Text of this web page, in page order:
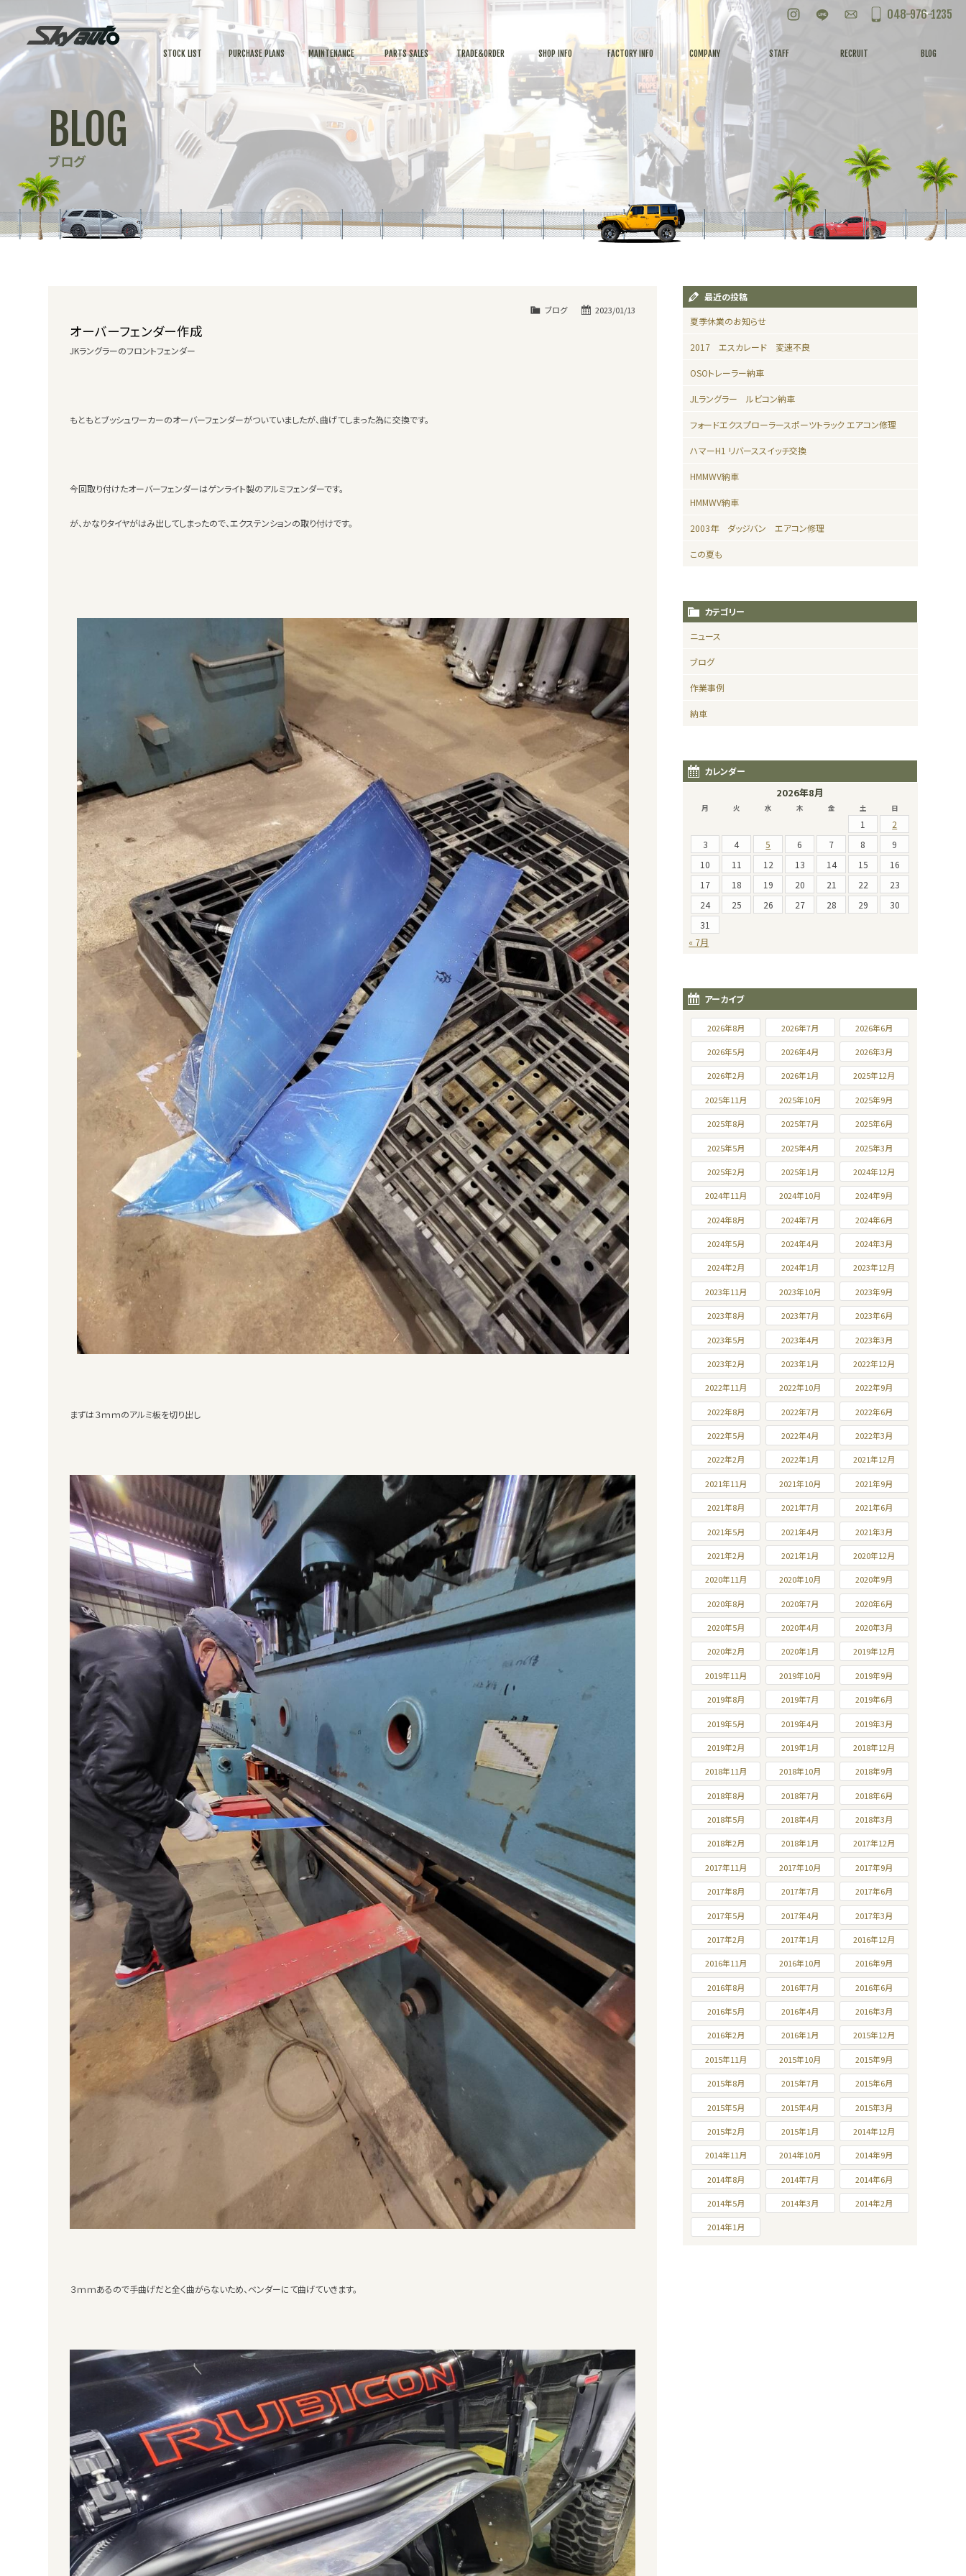
お問い合わせ
048-976-1235
STOCK LIST PURCHASE PLANS MAINTENANCE PARTS SALES TRADE&ORDER SHOP INFO FACTORY INFO COMPANY STAFF RECRUIT BLOG
BLOG
ブログ
2023/01/13
ブログ
オーバーフェンダー作成
JKラングラーのフロントフェンダー
もともとブッシュワーカーのオーバーフェンダーがついていましたが、曲げてしまった為に交換です。
今回取り付けたオーバーフェンダーはゲンライト製のアルミフェンダーです。
が、かなりタイヤがはみ出してしまったので、エクステンションの取り付けです。
まずは３ｍｍのアルミ板を切り出し
３ｍｍあるので手曲げだと全く曲がらないため、ベンダーにて曲げていきます。
最近の投稿
夏季休業のお知らせ
2017 エスカレード 変速不良
OSOトレーラー納車
JLラングラー ルビコン納車
フォードエクスプローラースポーツトラック エアコン修理
ハマーH1 リバーススイッチ交換
HMMWV納車
HMMWV納車
2003年 ダッジバン エアコン修理
この夏も
カテゴリー
ニュース
ブログ
作業事例
納車
カレンダー
2026年8月
月 火 水 木 金 土 日
1
2
3
4 5 6 7 8
9
10
11 12 13 14 15
16
17
18 19 20 21 22
23
24
25 26 27 28 29
30
31
« 7月
アーカイブ
2026年8月 2026年7月 2026年6月
2026年5月 2026年4月 2026年3月
2026年2月 2026年1月 2025年12月
2025年11月 2025年10月 2025年9月
2025年8月 2025年7月 2025年6月
2025年5月 2025年4月 2025年3月
2025年2月 2025年1月 2024年12月
2024年11月 2024年10月 2024年9月
2024年8月 2024年7月 2024年6月
2024年5月 2024年4月 2024年3月
2024年2月 2024年1月 2023年12月
2023年11月 2023年10月 2023年9月
2023年8月 2023年7月 2023年6月
2023年5月 2023年4月 2023年3月
2023年2月 2023年1月 2022年12月
2022年11月 2022年10月 2022年9月
2022年8月 2022年7月 2022年6月
2022年5月 2022年4月 2022年3月
2022年2月 2022年1月 2021年12月
2021年11月 2021年10月 2021年9月
2021年8月 2021年7月 2021年6月
2021年5月 2021年4月 2021年3月
2021年2月 2021年1月 2020年12月
2020年11月 2020年10月 2020年9月
2020年8月 2020年7月 2020年6月
2020年5月 2020年4月 2020年3月
2020年2月 2020年1月 2019年12月
2019年11月 2019年10月 2019年9月
2019年8月 2019年7月 2019年6月
2019年5月 2019年4月 2019年3月
2019年2月 2019年1月 2018年12月
2018年11月 2018年10月 2018年9月
2018年8月 2018年7月 2018年6月
2018年5月 2018年4月 2018年3月
2018年2月 2018年1月 2017年12月
2017年11月 2017年10月 2017年9月
2017年8月 2017年7月 2017年6月
2017年5月 2017年4月 2017年3月
2017年2月 2017年1月 2016年12月
2016年11月 2016年10月 2016年9月
2016年8月 2016年7月 2016年6月
2016年5月 2016年4月 2016年3月
2016年2月 2016年1月 2015年12月
2015年11月 2015年10月 2015年9月
2015年8月 2015年7月 2015年6月
2015年5月 2015年4月 2015年3月
2015年2月 2015年1月 2014年12月
2014年11月 2014年10月 2014年9月
2014年8月 2014年7月 2014年6月
2014年5月 2014年3月 2014年2月
2014年1月